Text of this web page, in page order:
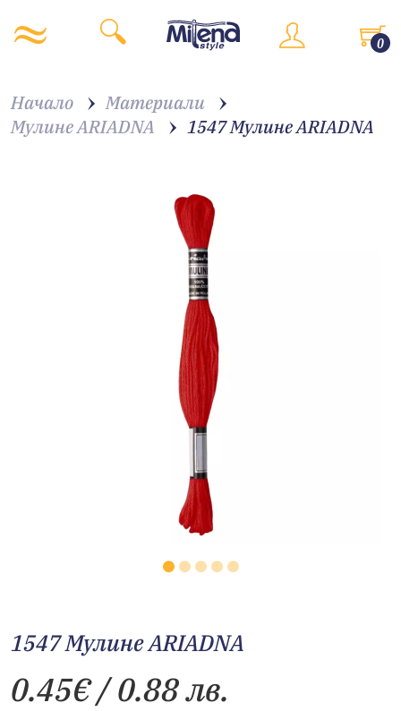
0
Начало
Материали
Мулине ARIADNA
1547 Мулине АRIADNA
1547 Мулине АRIADNA
0.45€/ 0.88 лв.